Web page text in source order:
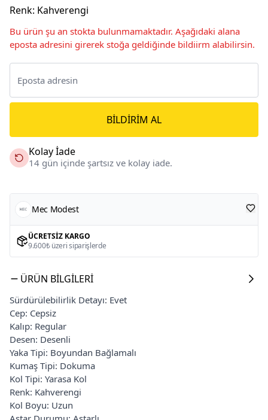
Renk: Kahverengi
Bu ürün şu an stokta bulunmamaktadır. Aşağıdaki alana
eposta adresini girerek stoğa geldiğinde bildiirm alabilirsin.
BILDIRIM AL
Kolay İade
14 gün içinde şartsız ve kolay iade.
Mec Modest
ÜCRETSIZ KARGO
9.600₺ üzeri siparişlerde
ÜRÜN BILGILERI
Sürdürülebilirlik Detayı: Evet
Cep: Cepsiz
Kalıp: Regular
Desen: Desenli
Yaka Tipi: Boyundan Bağlamalı
Kumaş Tipi: Dokuma
Kol Tipi: Yarasa Kol
Renk: Kahverengi
Kol Boyu: Uzun